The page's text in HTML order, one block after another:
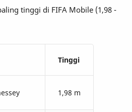
tinggi di FIFA Mobile (1,98 -
Tinggi
1,98 m